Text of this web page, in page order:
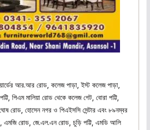
আর.আর রোড, কলেজ পাড়া, ইস্ট কলেজ পাড়া,
পিএম মালিয়া রোড থেকে কলেজ গেট, বোরা পট্টি,
রোড, হোসেন নগর ও পিএইসসি সেন্টার এবং ৮৯নম্বর
এমজি রোড, জে.এল.এন রোড, চুড়ি পট্টি, এমডি আলি